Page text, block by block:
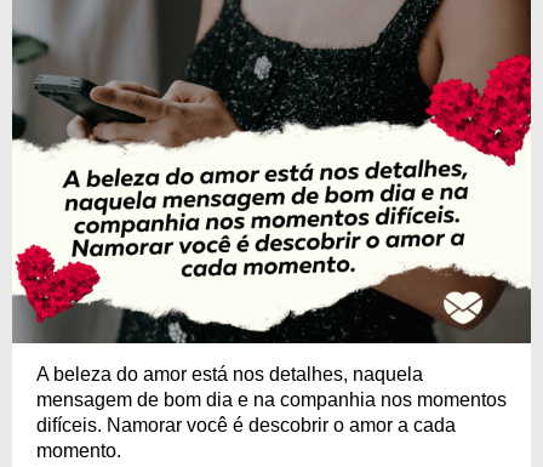
A beleza do amor está nos detalhes, naquela
mensagem de bom dia e na companhia nos momentos
difíceis. Namorar você é descobrir o amor a cada
momento.